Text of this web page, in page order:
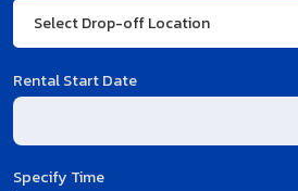
Rental Start Date
Specify Time